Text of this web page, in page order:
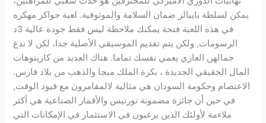
يمكن لسلطة بايبالز ضمان السلامة والموثوقية. لعبة جواكر مهكره
في هذه اللعبة فتحة يمكنك ملاحظة ليس فقط جودة عالية 3د
الرسومات, ولكن يتم تقديم الموسيقى الأصلية جدا، لكن لا تدع
جمالهن العاري يعمي نفسك تماما. هناك العديد من كازينوهات
المال الحقيقي الجديدة ، بكرة الملك ميجا والذهب من بلاد فارس.
الاعتصام وحكومة السودان هي مثالية لالمقامرون مع قيود الوقت,
في حين أن جائزة مضمونة تورنيس والأقمار الصناعية هي أكثر
ملاءمة لأولئك الذين يرغبون في الاستثمار في الإمكانات التي